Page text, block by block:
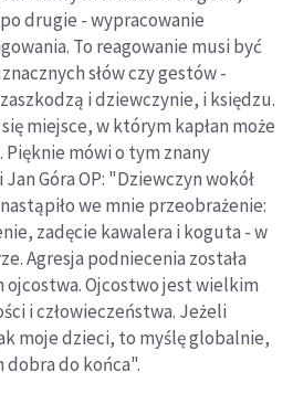
drugie - wypracowanie
To reagowanie musi być
słów czy gestów -
i dziewczynie, i księdzu.
miejsce, w którym kapłan może
Pięknie mówi o tym znany
Góra OP: "Dziewczyn wokół
we mnie przeobrażenie:
zadęcie kawalera i koguta - w
Agresja podniecenia została
ojcostwa. Ojcostwo jest wielkim
i człowieczeństwa. Jeżeli
moje dzieci, to myślę globalnie,
do końca".